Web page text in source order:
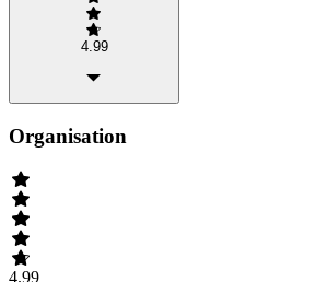
4.99
Organisation
4.99